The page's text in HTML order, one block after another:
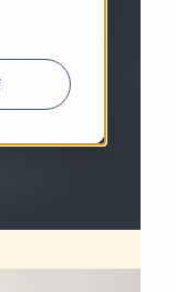
Jenny Koos
vad
ditt
kan ta dig